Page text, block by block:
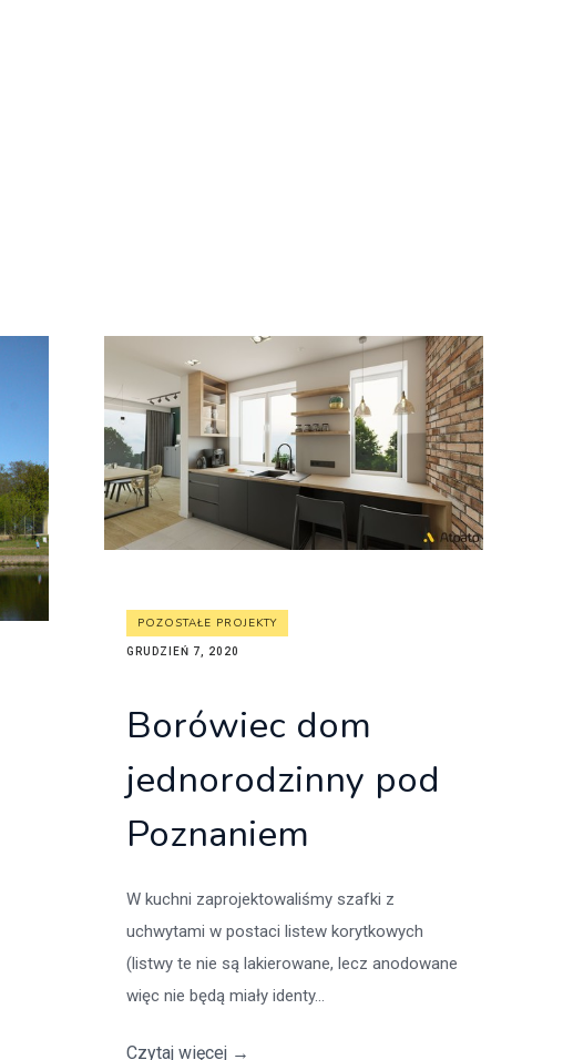
POZOSTAŁE PROJEKTY
GRUDZIEŃ 7, 2020
Borówiec dom
jednorodzinny pod
Poznaniem
W kuchni zaprojektowaliśmy szafki z
uchwytami w postaci listew korytkowych
(listwy te nie są lakierowane, lecz anodowane
więc nie będą miały identy...
Czytaj więcej →